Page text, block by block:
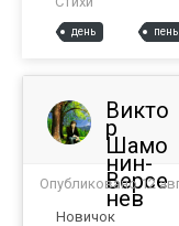
день пень
Викто
р
Шамо
нин-
Версе
нев
Новичок
Опубликовано12